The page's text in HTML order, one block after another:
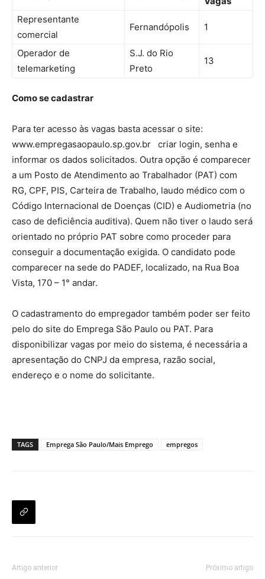
Representante
comercial
Fernandópolis 1
Operador de
telemarketing
S.J. do Rio
Preto
13
Como se cadastrar
Para ter acesso às vagas basta acessar o site:
www.empregasaopaulo.sp.gov.br criar login, senha e
informar os dados solicitados. Outra opção é comparecer
a um Posto de Atendimento ao Trabalhador (PAT) com
RG, CPF, PIS, Carteira de Trabalho, laudo médico com o
Código Internacional de Doenças (CID) e Audiometria (no
caso de deficiência auditiva). Quem não tiver o laudo será
orientado no próprio PAT sobre como proceder para
conseguir a documentação exigida. O candidato pode
comparecer na sede do PADEF, localizado, na Rua Boa
Vista, 170 – 1° andar.
O cadastramento do empregador também poder ser feito
pelo do site do Emprega São Paulo ou PAT. Para
disponibilizar vagas por meio do sistema, é necessária a
apresentação do CNPJ da empresa, razão social,
endereço e o nome do solicitante.
TAGS Emprega São Paulo/Mais Emprego empregos
Artigo anterior Próximo artigo